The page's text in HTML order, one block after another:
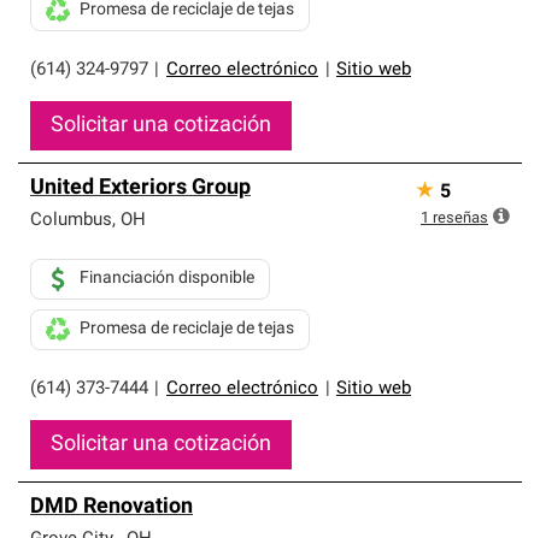
(614) 324-9797 Correo electrónico Sitio web
Promesa de reciclaje de tejas
Solicitar una cotización
United Exteriors Group
Columbus, OH
(614) 373-7444 Correo electrónico Sitio web
Financiación disponible
Promesa de reciclaje de tejas
Solicitar una cotización
★ 5
1 reseñas
DMD Renovation